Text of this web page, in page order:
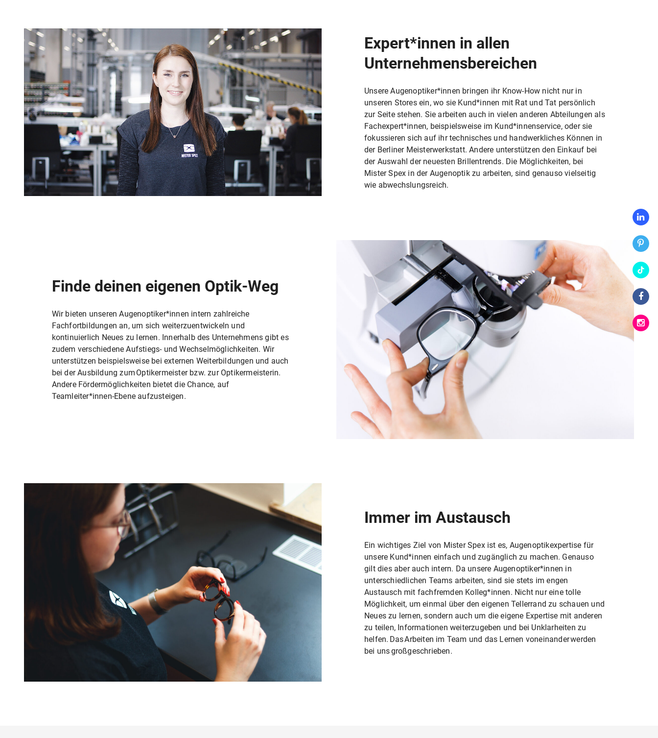
Expert*innen in allen
Unternehmensbereichen
Unsere Augenoptiker*innen bringen ihr Know-How nicht nur in
unseren Stores ein, wo sie Kund*innen mit Rat und Tat persönlich
zur Seite stehen. Sie arbeiten auch in vielen anderen Abteilungen als
Fachexpert*innen, beispielsweise im Kund*innenservice, oder sie
fokussieren sich auf ihr technisches und handwerkliches Können in
der Berliner Meisterwerkstatt. Andere unterstützen den Einkauf bei
der Auswahl der neuesten Brillentrends. Die Möglichkeiten, bei
Mister Spex in der Augenoptik zu arbeiten, sind genauso vielseitig
wie abwechslungsreich.
Finde deinen eigenen Optik-Weg
Wir bieten unseren Augenoptiker*innen intern zahlreiche
Fachfortbildungen an, um sich weiterzuentwickeln und
kontinuierlich Neues zu lernen. Innerhalb des Unternehmens gibt es
zudem verschiedene Aufstiegs- und Wechselmöglichkeiten. Wir
unterstützen beispielsweise bei externen Weiterbildungen und auch
bei der Ausbildung zum Optikermeister bzw. zur Optikermeisterin.
Andere Fördermöglichkeiten bietet die Chance, auf
Teamleiter*innen-Ebene aufzusteigen.
Immer im Austausch
Ein wichtiges Ziel von Mister Spex ist es, Augenoptikexpertise für
unsere Kund*innen einfach und zugänglich zu machen. Genauso
gilt dies aber auch intern. Da unsere Augenoptiker*innen in
unterschiedlichen Teams arbeiten, sind sie stets im engen
Austausch mit fachfremden Kolleg*innen. Nicht nur eine tolle
Möglichkeit, um einmal über den eigenen Tellerrand zu schauen und
Neues zu lernen, sondern auch um die eigene Expertise mit anderen
zu teilen, Informationen weiterzugeben und bei Unklarheiten zu
helfen. Das Arbeiten im Team und das Lernen voneinander werden
bei uns großgeschrieben.